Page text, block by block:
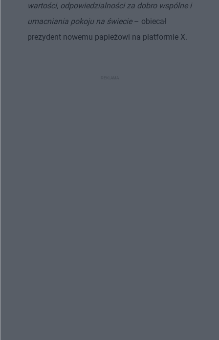
wartości, odpowiedzialności za dobro wspólne i
umacniania pokoju na świecie – obiecał
prezydent nowemu papieżowi na platformie X.